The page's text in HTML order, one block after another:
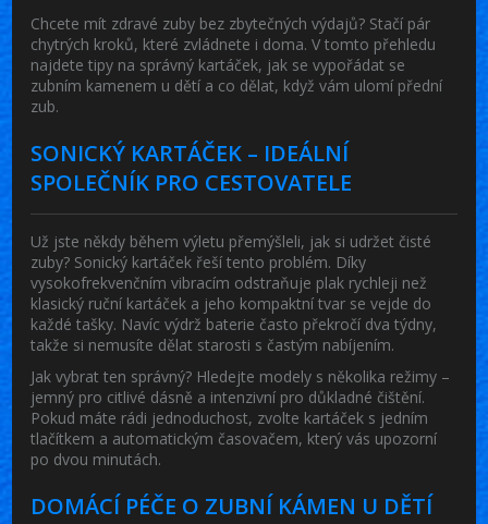
Chcete mít zdravé zuby bez zbytečných výdajů? Stačí pár
chytrých kroků, které zvládnete i doma. V tomto přehledu
najdete tipy na správný kartáček, jak se vypořádat se
zubním kamenem u dětí a co dělat, když vám ulomí přední
zub.
SONICKÝ KARTÁČEK – IDEÁLNÍ
SPOLEČNÍK PRO CESTOVATELE
Už jste někdy během výletu přemýšleli, jak si udržet čisté
zuby? Sonický kartáček řeší tento problém. Díky
vysokofrekvenčním vibracím odstraňuje plak rychleji než
klasický ruční kartáček a jeho kompaktní tvar se vejde do
každé tašky. Navíc výdrž baterie často překročí dva týdny,
takže si nemusíte dělat starosti s častým nabíjením.
Jak vybrat ten správný? Hledejte modely s několika režimy –
jemný pro citlivé dásně a intenzivní pro důkladné čištění.
Pokud máte rádi jednoduchost, zvolte kartáček s jedním
tlačítkem a automatickým časovačem, který vás upozorní
po dvou minutách.
DOMÁCÍ PÉČE O ZUBNÍ KÁMEN U DĚTÍ